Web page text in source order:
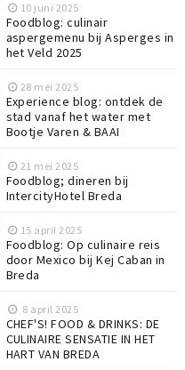
10 juni 2025
Foodblog: culinair
aspergemenu bij Asperges in
het Veld 2025
28 mei 2025
Experience blog: ontdek de
stad vanaf het water met
Bootje Varen & BAAI
21 mei 2025
Foodblog; dineren bij
IntercityHotel Breda
15 april 2025
Foodblog: Op culinaire reis
door Mexico bij Kej Caban in
Breda
8 april 2025
CHEF'S! FOOD & DRINKS: DE
CULINAIRE SENSATIE IN HET
HART VAN BREDA